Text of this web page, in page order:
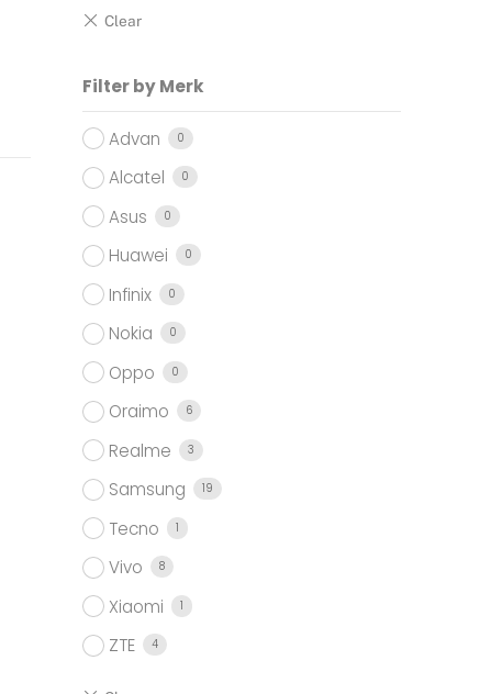
Filter by Merk
Advan 0
Alcatel 0
Asus 0
Huawei 0
Infinix 0
Nokia 0
Oppo 0
Oraimo 6
Realme 3
Samsung 19
Tecno 1
Vivo 8
Xiaomi 1
ZTE 4